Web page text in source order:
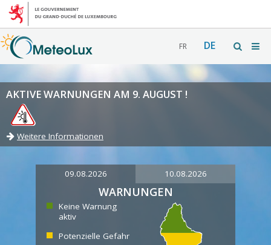
FR DE
AKTIVE WARNUNGEN AM 9. AUGUST !
Weitere Informationen
09.08.2026 10.08.2026
WARNUNGEN
Keine Warnung
aktiv
Potenzielle Gefahr